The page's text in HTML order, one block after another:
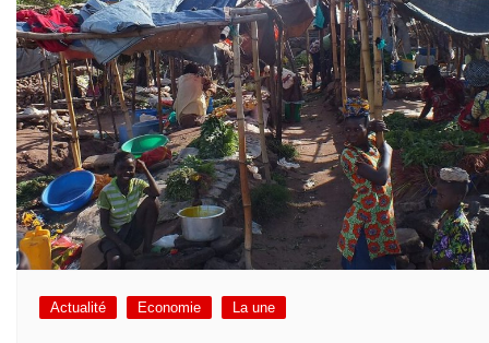
Actualité Economie La une